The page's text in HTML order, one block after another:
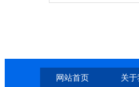
网站首页 关